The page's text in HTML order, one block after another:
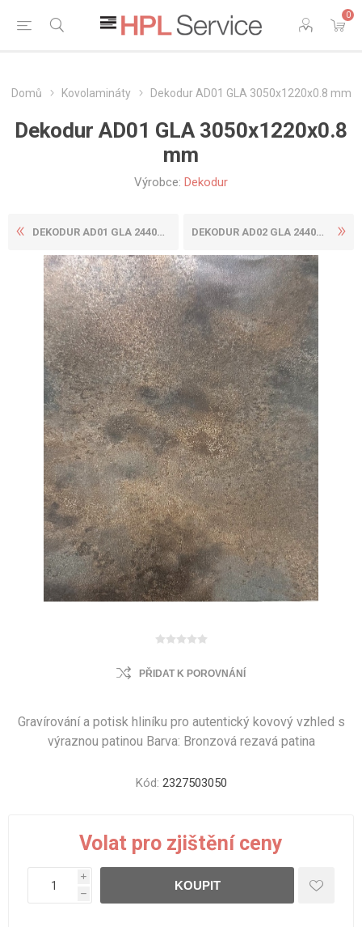
0
Domů Kovolamináty Dekodur AD01 GLA 3050x1220x0.8 mm
Dekodur AD01 GLA 3050x1220x0.8
mm
Výrobce: Dekodur
DEKODUR AD01 GLA 2440X1220X... DEKODUR AD02 GLA 2440X1220X...
PŘIDAT K POROVNÁNÍ
Gravírování a potisk hliníku pro autentický kovový vzhled s
výraznou patinou Barva: Bronzová rezavá patina
Kód: 2327503050
Volat pro zjištění ceny
i
h
KOUPIT